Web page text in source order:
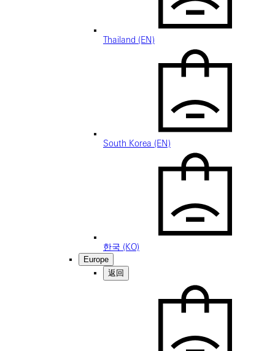
Thailand (EN)
South Korea (EN)
한국 (KO)
Europe
返回